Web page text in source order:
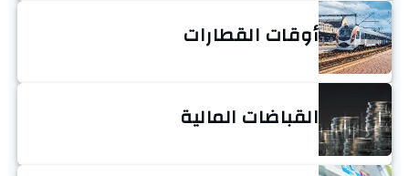
أوقات القطارات
القباضات المالية